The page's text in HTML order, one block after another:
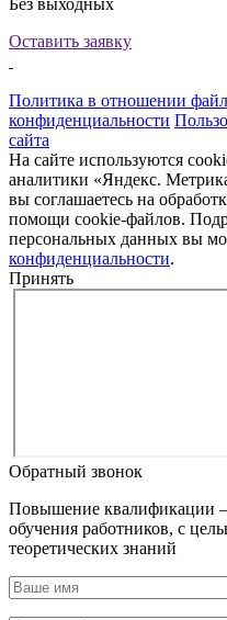
Без выходных
Оставить заявку
Политика в отношении
конфиденциальности
сайта
На сайте используются
аналитики «Яндекс.
вы соглашаетесь на
помощи cookie-файлов.
персональных данных вы
конфиденциальности.
Принять
Обратный звонок
Повышение квалификации
обучения работников, с
теоретических знаний